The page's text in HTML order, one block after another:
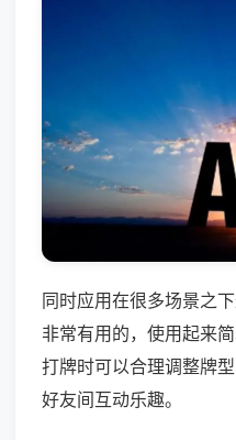
同时应用在很多场景之
非常有用的，使用起来
打牌时可以合理调整牌
好友间互动乐趣。